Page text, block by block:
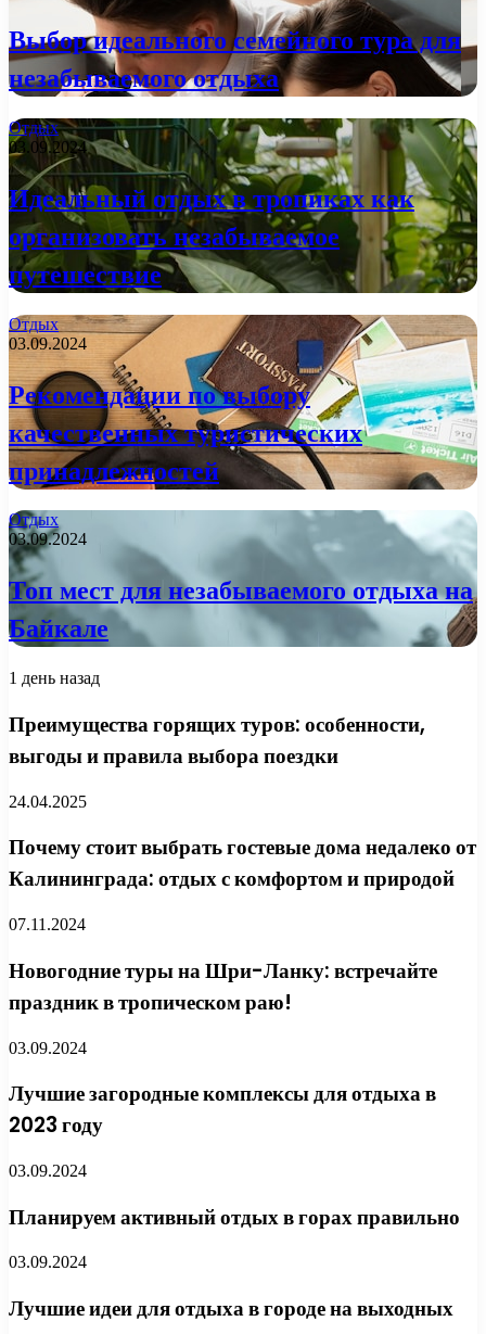
Выбор идеального семейного тура для
незабываемого отдыха
Отдых
03.09.2024
Идеальный отдых в тропиках как
организовать незабываемое
путешествие
Отдых
03.09.2024
Рекомендации по выбору
качественных туристических
принадлежностей
Отдых
03.09.2024
Топ мест для незабываемого отдыха на
Байкале
1 день назад
Преимущества горящих туров: особенности,
выгоды и правила выбора поездки
24.04.2025
Почему стоит выбрать гостевые дома недалеко от
Калининграда: отдых с комфортом и природой
07.11.2024
Новогодние туры на Шри-Ланку: встречайте
праздник в тропическом раю!
03.09.2024
Лучшие загородные комплексы для отдыха в
2023 году
03.09.2024
Планируем активный отдых в горах правильно
03.09.2024
Лучшие идеи для отдыха в городе на выходных